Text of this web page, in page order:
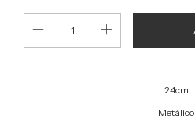
24cm
Metálico